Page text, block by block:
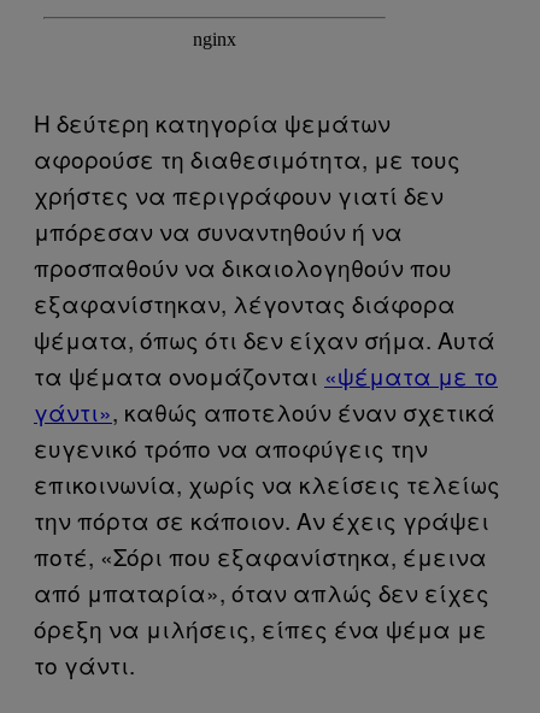
Η δεύτερη κατηγορία ψεμάτων
αφορούσε τη διαθεσιμότητα, με τους
χρήστες να περιγράφουν γιατί δεν
μπόρεσαν να συναντηθούν ή να
προσπαθούν να δικαιολογηθούν που
εξαφανίστηκαν, λέγοντας διάφορα
ψέματα, όπως ότι δεν είχαν σήμα. Αυτά
τα ψέματα ονομάζονται «ψέματα με το
γάντι», καθώς αποτελούν έναν σχετικά
ευγενικό τρόπο να αποφύγεις την
επικοινωνία, χωρίς να κλείσεις τελείως
την πόρτα σε κάποιον. Αν έχεις γράψει
ποτέ, «Σόρι που εξαφανίστηκα, έμεινα
από μπαταρία», όταν απλώς δεν είχες
όρεξη να μιλήσεις, είπες ένα ψέμα με
το γάντι.